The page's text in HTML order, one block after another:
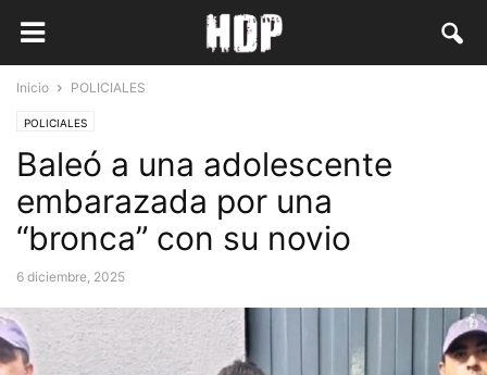
Inicio POLICIALES
POLICIALES
Baleó a una adolescente
embarazada por una
“bronca” con su novio
6 diciembre, 2025